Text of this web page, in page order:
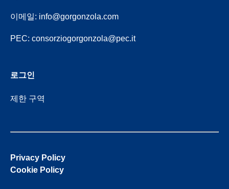
이메일: info@gorgonzola.com
PEC: consorziogorgonzola@pec.it
로그인
제한 구역
Privacy Policy
Cookie Policy